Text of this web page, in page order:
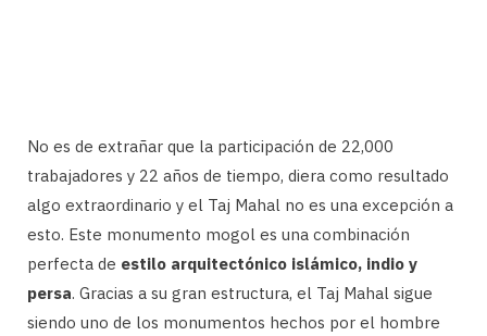
No es de extrañar que la participación de 22,000
trabajadores y 22 años de tiempo, diera como resultado
algo extraordinario y el Taj Mahal no es una excepción a
esto. Este monumento mogol es una combinación
perfecta de estilo arquitectónico islámico, indio y
persa. Gracias a su gran estructura, el Taj Mahal sigue
siendo uno de los monumentos hechos por el hombre